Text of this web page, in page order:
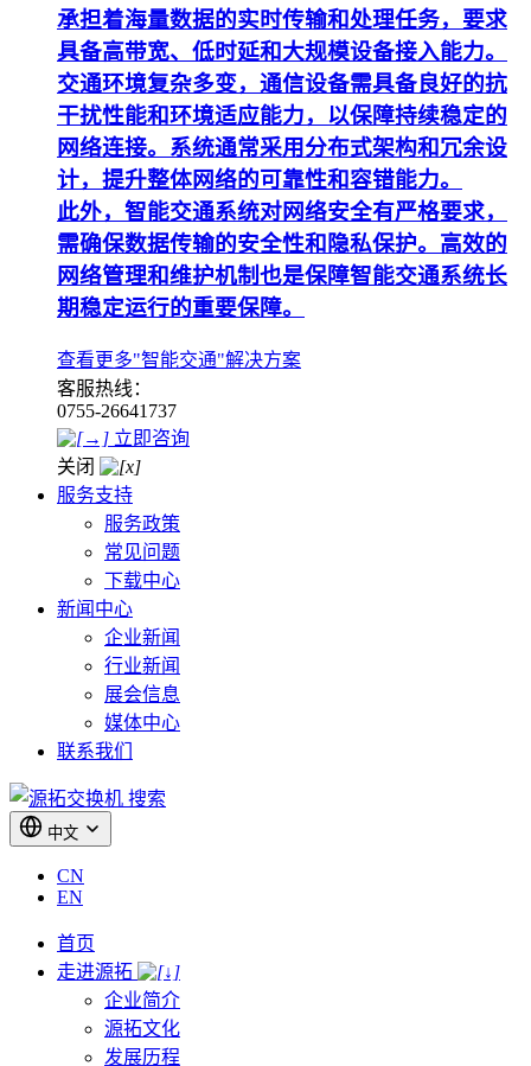
承担着海量数据的实时传输和处理任务，要求
具备高带宽、低时延和大规模设备接入能力。
交通环境复杂多变，通信设备需具备良好的抗
干扰性能和环境适应能力，以保障持续稳定的
网络连接。系统通常采用分布式架构和冗余设
计，提升整体网络的可靠性和容错能力。
此外，智能交通系统对网络安全有严格要求，
需确保数据传输的安全性和隐私保护。高效的
网络管理和维护机制也是保障智能交通系统长
期稳定运行的重要保障。
查看更多"智能交通"解决方案
客服热线：
0755-26641737
立即咨询
关闭
服务支持
服务政策
常见问题
下载中心
新闻中心
企业新闻
行业新闻
展会信息
媒体中心
联系我们
搜索
中文
CN
EN
首页
走进源拓
企业简介
源拓文化
发展历程